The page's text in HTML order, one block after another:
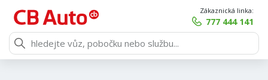
Zákaznická linka:
777 444 141